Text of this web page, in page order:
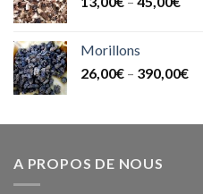
Morillons
26,00€ – 390,00€
A PROPOS DE NOUS